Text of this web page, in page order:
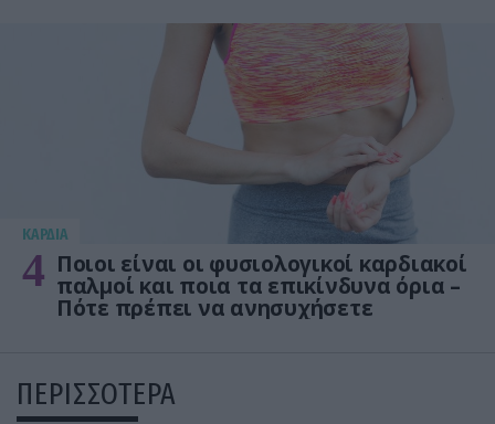
KΑΡΔΙΑ
4 Ποιοι είναι οι φυσιολογικοί καρδιακοί
παλμοί και ποια τα επικίνδυνα όρια –
Πότε πρέπει να ανησυχήσετε
ΠΕΡΙΣΣΟΤΕΡΑ